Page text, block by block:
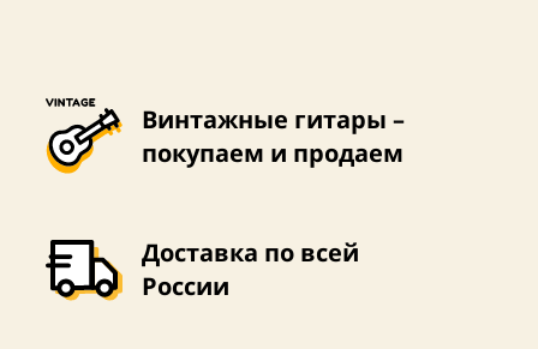
Винтажные гитары –
покупаем и продаем
Доставка по всей
России